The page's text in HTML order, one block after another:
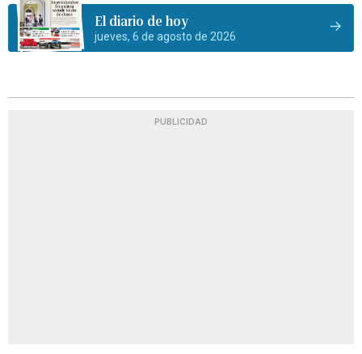
El diario de hoy
jueves, 6 de agosto de 2026
PUBLICIDAD